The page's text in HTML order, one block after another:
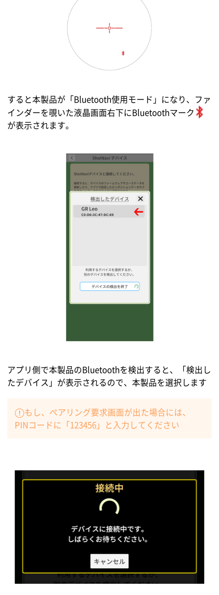
すると本製品が「Bluetooth使用モード」になり、ファ
インダーを覗いた液晶画面右下にBluetoothマーク
が表示されます。
アプリ側で本製品のBluetoothを検出すると、「検出し
たデバイス」が表示されるので、本製品を選択します
もし、ペアリング要求画面が出た場合には、
PINコードに「123456」と入力してください